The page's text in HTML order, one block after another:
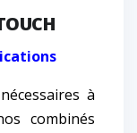
à
combinés